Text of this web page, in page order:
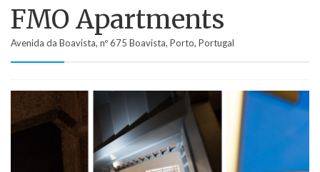
FMO Apartments
Avenida da Boavista, nº 675 Boavista, Porto, Portugal